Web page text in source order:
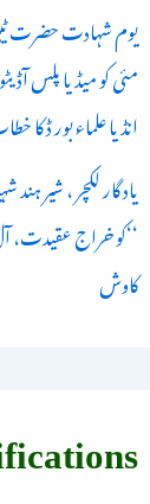
مئی کو میڈیا پلس
انڈیا علماء بور ڈ کا
یاد گار لکچر ، شیر
‘‘کو خراج عقیدت، آل
کاوش